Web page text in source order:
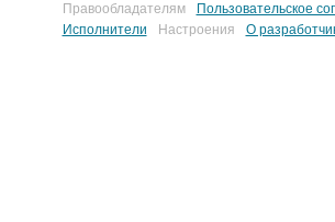
Правообладателям
Пользовательское
Исполнители
Настроения О